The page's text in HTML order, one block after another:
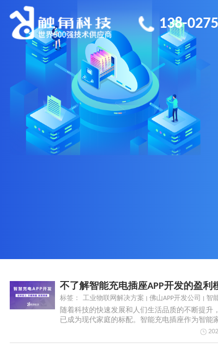
138-
标签： 工业物联网解决方案 佛山APP开发公司
智
随着科技的快速发展和人们生活品质的不断提升
已成为现代家庭的标配。智能充电插座作为智能